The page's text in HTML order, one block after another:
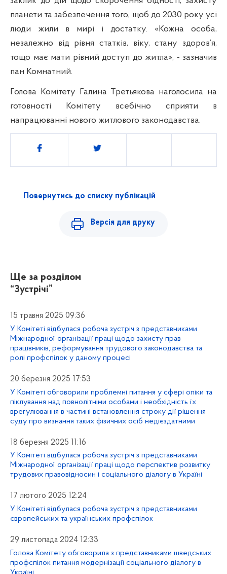
планети та забезпечення того, щоб до 2030 року усі
люди жили в мирі і достатку. «Кожна особа,
незалежно від рівня статків, віку, стану здоров’я,
тощо має мати рівний доступ до житла», - зазначив
пан Комнатний.
Голова Комітету Галина Третьякова наголосила на
готовності Комітету всебічно сприяти в
напрацюванні нового житлового законодавства.
Поділитись
Повернутись до списку публікацій
Версія для друку
Ще за розділом
“Зустрічі”
15 травня 2025 09:36
У Комітеті відбулася робоча зустріч з представниками
Міжнародної організації праці щодо захисту прав
працівників, реформування трудового законодавства та
ролі профспілок у даному процесі
20 березня 2025 17:53
У Комітеті обговорили проблемні питання у сфері опіки та
піклування над повнолітніми особами і необхідність їх
врегулювання в частині встановлення строку дії рішення
суду про визнання таких фізичних осіб недієздатними
18 березня 2025 11:16
У Комітеті відбулася робоча зустріч з представниками
Міжнародної організації праці щодо перспектив розвитку
трудових правовідносин і соціального діалогу в Україні
17 лютого 2025 12:24
У Комітеті відбулася робоча зустріч з представниками
європейських та українських профспілок
29 листопада 2024 12:33
Голова Комітету обговорила з представниками шведських
профспілок питання модернізації соціального діалогу в